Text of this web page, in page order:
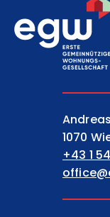
EGW
1070
+43 1